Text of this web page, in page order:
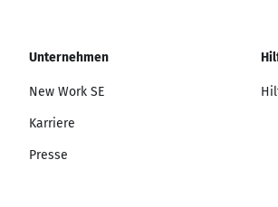
Unternehmen
New Work SE
Karriere
Presse